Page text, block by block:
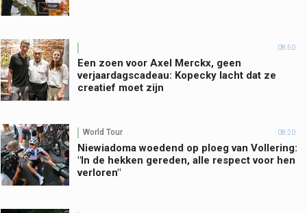
08:50
Een zoen voor Axel Merckx, geen
verjaardagscadeau: Kopecky lacht dat ze
creatief moet zijn
World Tour 08:20
Niewiadoma woedend op ploeg van Vollering:
"In de hekken gereden, alle respect voor hen
verloren"